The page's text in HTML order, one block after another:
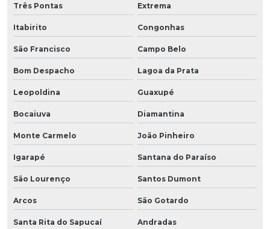
Três Pontas Extrema
Itabirito Congonhas
São Francisco Campo Belo
Bom Despacho Lagoa da Prata
Leopoldina Guaxupé
Bocaiuva Diamantina
Monte Carmelo João Pinheiro
Igarapé Santana do Paraíso
São Lourenço Santos Dumont
Arcos São Gotardo
Santa Rita do Sapucaí Andradas